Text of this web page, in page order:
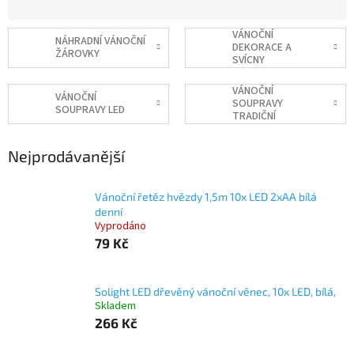
NÁHRADNÍ VÁNOČNÍ
ŽÁROVKY
VÁNOČNÍ
DEKORACE A
SVÍCNY
VÁNOČNÍ
SOUPRAVY LED
VÁNOČNÍ
SOUPRAVY
TRADIČNÍ
Nejprodávanější
Vánoční řetěz hvězdy 1,5m 10x LED 2xAA bílá
denní
Vyprodáno
79 Kč
Solight LED dřevěný vánoční věnec, 10x LED, bílá,
Skladem
266 Kč